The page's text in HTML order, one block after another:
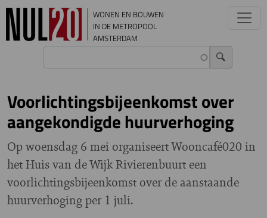
Overslaan en naar de inhoud gaan
WONEN EN BOUWEN
IN DE METROPOOL
AMSTERDAM
Voorlichtingsbijeenkomst over
aangekondigde huurverhoging
Op woensdag 6 mei organiseert Wooncafé020 in
het Huis van de Wijk Rivierenbuurt een
voorlichtingsbijeenkomst over de aanstaande
huurverhoging per 1 juli.